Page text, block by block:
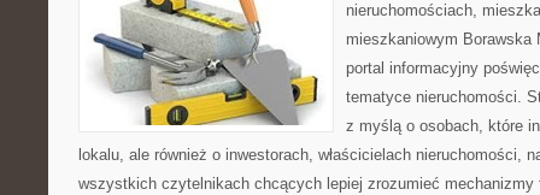
nieruchomościach,
mieszkaniowym Borawska
portal informacyjny
tematyce nieruchomości.
z myślą o osobach, które
lokalu, ale również o inwestorach, właścicielach nieruchomości,
wszystkich czytelnikach chcących lepiej zrozumieć mechanizmy